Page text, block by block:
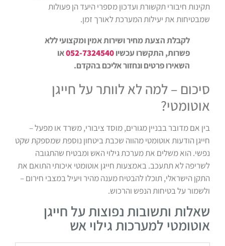
תקינות חיבורי תקשורת ועדכון מספרי היעד הן פעולות
שמבטיחות את יעילות המערכת לאורך זמן.
לקבלת הצעת מחיר ושירות אמין ומקצועי ללא
פשרות, התקשרו עכשיו052-7324540או
השאירו פרטים ונחזור אליכם בהקדם.
סיכום – למה לא לוותר על חייגן
אוטומטי?
בין אם מדובר בבניין מגורים, מוסד ציבורי, משרד או מפעל –
חייגן הודעות אוטומטי מהווה שכבת ביטחון נוספת שמספקת שקט
נפשי. הוא משלים את מערכת גילוי האש ומבטיח שהתגובה
לשריפה לא תתעכב. באמצעות חייגן אוטומטי איכותי התואם את
התקן הישראלי, תוכלו להבטיח מענה מהיר ויעיל במצבי חירום –
ולשמור על בטיחות הנפש והרכוש.
שאלות ותשובות נפוצות על חייגן
אוטומטי למערכות גילוי אש